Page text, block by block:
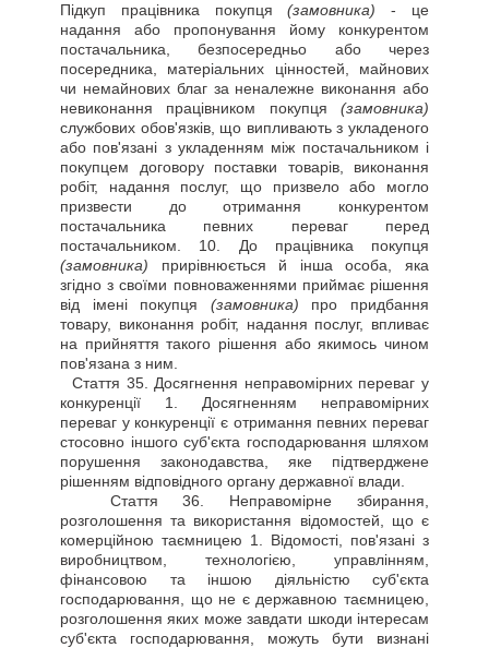
Підкуп працівника покупця(замовника) - це
надання або пропонування йому конкурентом
постачальника, безпосередньо або через
посередника, матеріальних цінностей, майнових
чи немайнових благ за неналежне виконання або
невиконання працівником покупця (замовника)
службових обов'язків, що випливають з укладеного
або пов'язані з укладенням між постачальником і
покупцем договору поставки товарів, виконання
робіт, надання послуг, що призвело або могло
призвести до отримання конкурентом
постачальника певних переваг перед
постачальником. 10. До працівника покупця
(замовника) прирівнюється й інша особа, яка
згідно з своїми повноваженнями приймає рішення
від імені покупця (замовника) про придбання
товару, виконання робіт, надання послуг, впливає
на прийняття такого рішення або якимось чином
пов'язана з ним.
Стаття 35. Досягнення неправомірних переваг у
конкуренції 1. Досягненням неправомірних
переваг у конкуренції є отримання певних переваг
стосовно іншого суб'єкта господарювання шляхом
порушення законодавства, яке підтверджене
рішенням відповідного органу державної влади.
Стаття 36. Неправомірне збирання,
розголошення та використання відомостей, що є
комерційною таємницею 1. Відомості, пов'язані з
виробництвом, технологією, управлінням,
фінансовою та іншою діяльністю суб'єкта
господарювання, що не є державною таємницею,
розголошення яких може завдати шкоди інтересам
суб'єкта господарювання, можуть бути визнані